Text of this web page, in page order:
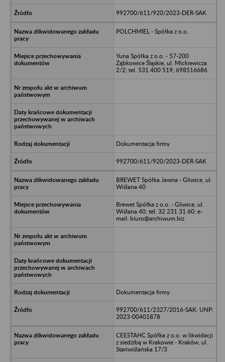
992700/611/920/2023-DER-SAK
POLCHMIEL - Spółka z o.o.
Yuna Spółka z o.o. - 57-200
Ząbkowice Śląskie, ul. Mickiewicza
2/2; tel. 531 400 519; 698516686
Dokumentacja firmy
992700/611/920/2023-DER-SAK
BREWET Spółka Jawna - Gliwice, ul.
Wiślana 40
Brewet Spółka z o.o. - Gliwice, ul.
Wiślana 40; tel. 32 231 31 60; e-
mail: biuro@archiwum.biz
Dokumentacja firmy
992700/611/2327/2016-SAK; UNP:
2023-00401878
CEESTAHC Spółka z o.o. w likwidacji
z siedzibą w Krakowie - Kraków, ul.
Stariwiślańska 17/3